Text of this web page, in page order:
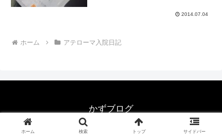
潰れず大きくなってきました。最近は右
2014.07.04
ホーム アテローマ入院日記
かずブログ
© 1999-2026 かずブログ.
ホーム 検索 トップ サイドバー